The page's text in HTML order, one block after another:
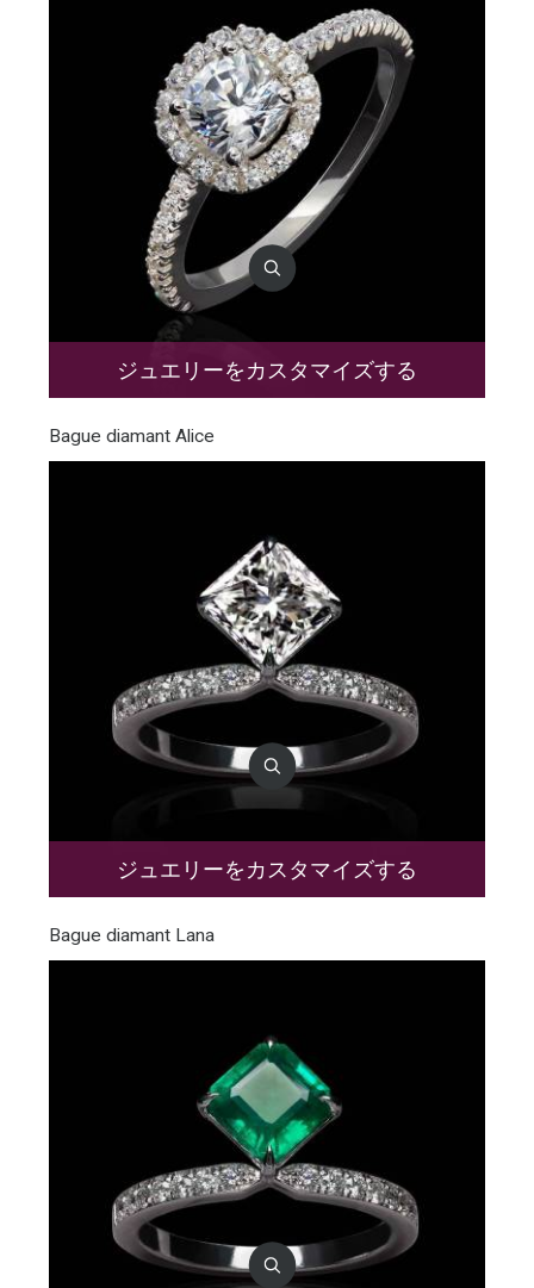
ジュエリーをカスタマイズする
Bague diamant Alice
ジュエリーをカスタマイズする
Bague diamant Lana